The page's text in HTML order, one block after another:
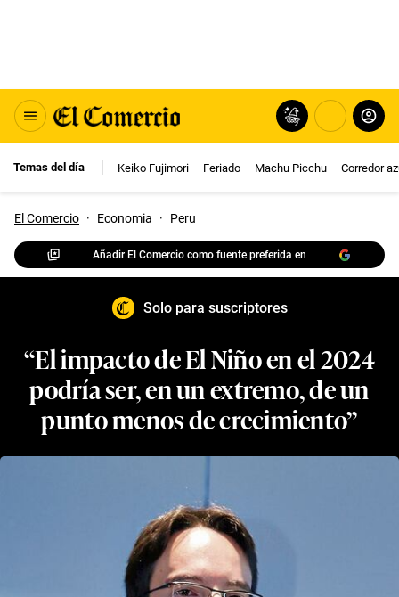
Temas del día Keiko Fujimori Feriado Machu Picchu Corredor
El Comercio · Economia · Peru
Añadir El Comercio como fuente preferida en
Solo para suscriptores
“El impacto de El Niño en el 2024
podría ser, en un extremo, de un
punto menos de crecimiento”